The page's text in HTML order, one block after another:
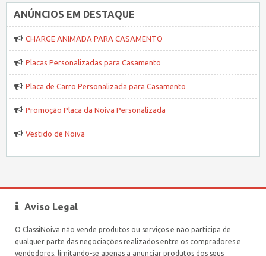
ANÚNCIOS EM DESTAQUE
CHARGE ANIMADA PARA CASAMENTO
Placas Personalizadas para Casamento
Placa de Carro Personalizada para Casamento
Promoção Placa da Noiva Personalizada
Vestido de Noiva
Aviso Legal
O ClassiNoiva não vende produtos ou serviços e não participa de
qualquer parte das negociações realizados entre os compradores e
vendedores, limitando-se apenas a anunciar produtos dos seus